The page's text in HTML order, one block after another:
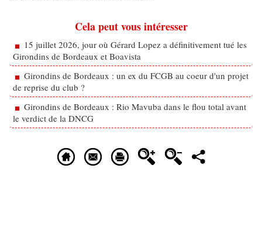
Cela peut vous intéresser
15 juillet 2026, jour où Gérard Lopez a définitivement tué les
Girondins de Bordeaux et Boavista
Girondins de Bordeaux : un ex du FCGB au coeur d'un projet
de reprise du club ?
Girondins de Bordeaux : Rio Mavuba dans le flou total avant
le verdict de la DNCG